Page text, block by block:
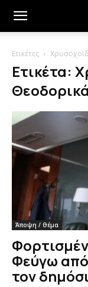
Ετικέτες
Ετικέτα:
Άποψη / Θέμα
Φεύγω από
τον